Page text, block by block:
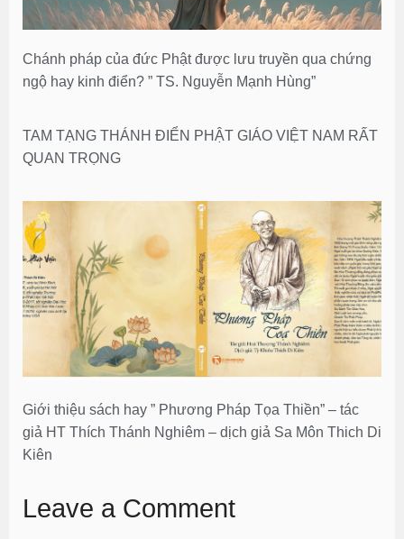
Chánh pháp của đức Phật được lưu truyền qua chứng
ngộ hay kinh điển? ” TS. Nguyễn Mạnh Hùng”
TAM TẠNG THÁNH ĐIỂN PHẬT GIÁO VIỆT NAM RẤT
QUAN TRỌNG
Giới thiệu sách hay ” Phương Pháp Tọa Thiền” – tác
giả HT Thích Thánh Nghiêm – dịch giả Sa Môn Thich Di
Kiên
Leave a Comment